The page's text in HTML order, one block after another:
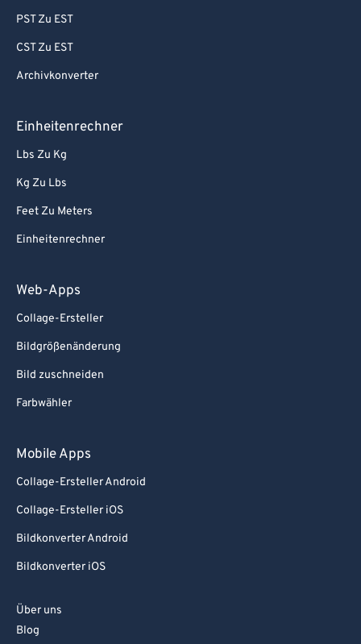
PST Zu EST
CST Zu EST
Archivkonverter
Einheitenrechner
Lbs Zu Kg
Kg Zu Lbs
Feet Zu Meters
Einheitenrechner
Web-Apps
Collage-Ersteller
Bildgrößenänderung
Bild zuschneiden
Farbwähler
Mobile Apps
Collage-Ersteller Android
Collage-Ersteller iOS
Bildkonverter Android
Bildkonverter iOS
Über uns
Blog